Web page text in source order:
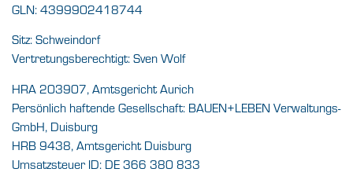
GLN: 4399902418744
Sitz: Schweindorf
Vertretungsberechtigt: Sven Wolf
HRA 203907, Amtsgericht Aurich
Persönlich haftende Gesellschaft: BAUEN+LEBEN Verwaltungs-
GmbH, Duisburg
HRB 9438, Amtsgericht Duisburg
Umsatzsteuer ID: DE 366 380 833